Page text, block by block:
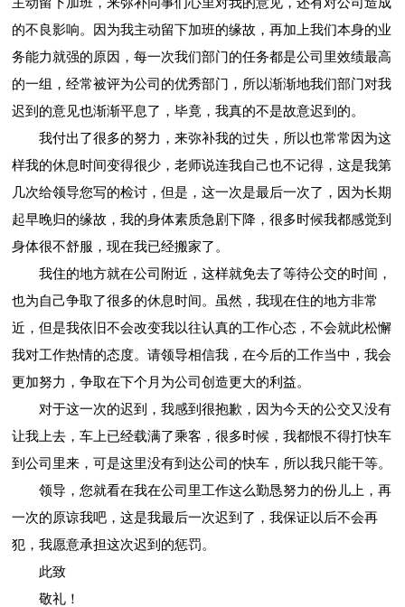
的不良影响。因为我主动留下加班的缘故，再加上我们本身的业
务能力就强的原因，每一次我们部门的任务都是公司里效绩最高
的一组，经常被评为公司的优秀部门，所以渐渐地我们部门对我
迟到的意见也渐渐平息了，毕竟，我真的不是故意迟到的。
我付出了很多的努力，来弥补我的过失，所以也常常因为这
样我的休息时间变得很少，老师说连我自己也不记得，这是我第
几次给领导您写的检讨，但是，这一次是最后一次了，因为长期
起早晚归的缘故，我的身体素质急剧下降，很多时候我都感觉到
身体很不舒服，现在我已经搬家了。
我住的地方就在公司附近，这样就免去了等待公交的时间，
也为自己争取了很多的休息时间。虽然，我现在住的地方非常
近，但是我依旧不会改变我以往认真的工作心态，不会就此松懈
我对工作热情的态度。请领导相信我，在今后的工作当中，我会
更加努力，争取在下个月为公司创造更大的利益。
对于这一次的迟到，我感到很抱歉，因为今天的公交又没有
让我上去，车上已经载满了乘客，很多时候，我都恨不得打快车
到公司里来，可是这里没有到达公司的快车，所以我只能干等。
领导，您就看在我在公司里工作这么勤恳努力的份儿上，再
一次的原谅我吧，这是我最后一次迟到了，我保证以后不会再
犯，我愿意承担这次迟到的惩罚。
此致
敬礼！